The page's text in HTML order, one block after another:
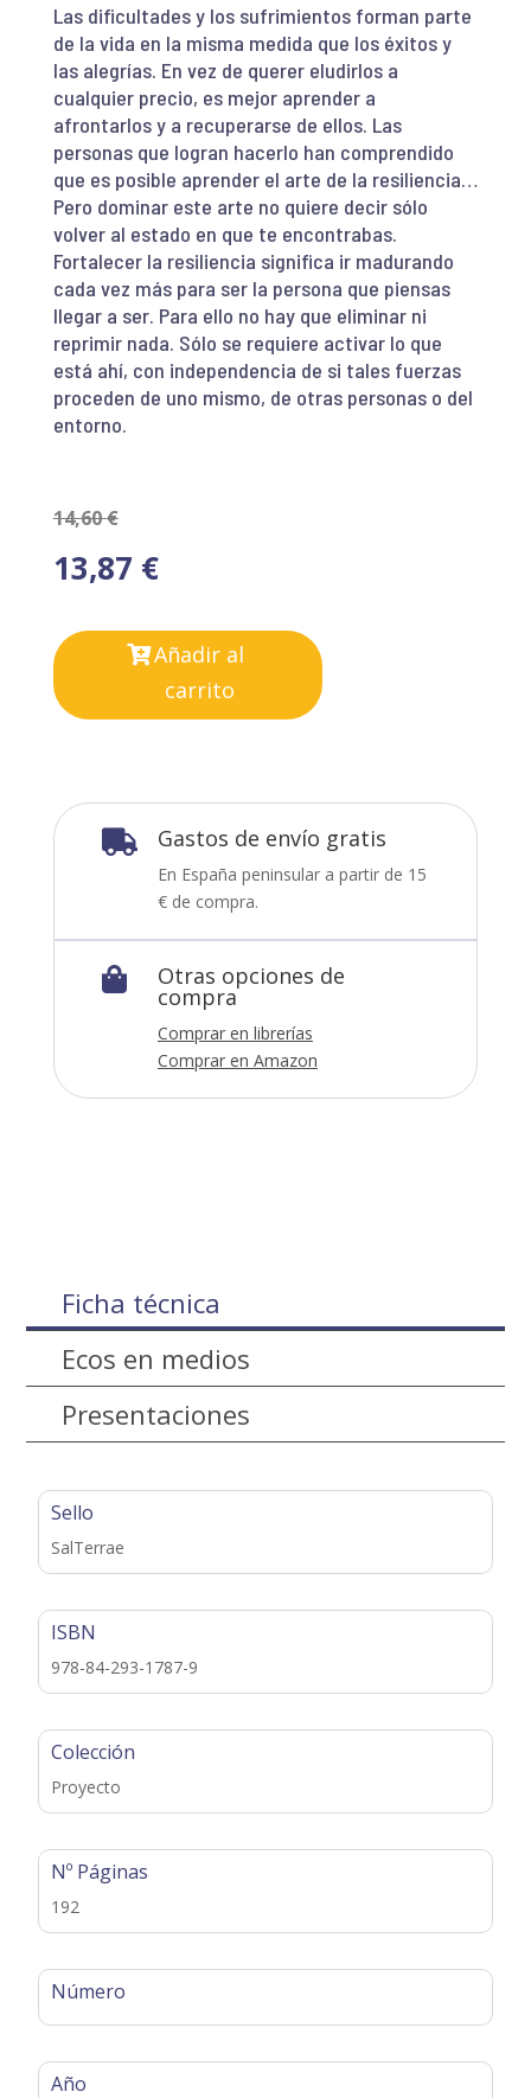
Las dificultades y los sufrimientos forman parte
de la vida en la misma medida que los éxitos y
las alegrías. En vez de querer eludirlos a
cualquier precio, es mejor aprender a
afrontarlos y a recuperarse de ellos. Las
personas que logran hacerlo han comprendido
que es posible aprender el arte de la resiliencia…
Pero dominar este arte no quiere decir sólo
volver al estado en que te encontrabas.
Fortalecer la resiliencia significa ir madurando
cada vez más para ser la persona que piensas
llegar a ser. Para ello no hay que eliminar ni
reprimir nada. Sólo se requiere activar lo que
está ahí, con independencia de si tales fuerzas
proceden de uno mismo, de otras personas o del
entorno.
14,60€
13,87 €
Añadir al
carrito
 Gastos de envío gratis
En España peninsular a partir de 15
€ de compra.
 Otras opciones de
compra
Comprar en librerías
Comprar en Amazon
Ficha técnica
Ecos en medios
Presentaciones
Sello
SalTerrae
ISBN
978-84-293-1787-9
Colección
Proyecto
Nº Páginas
192
Número
Año